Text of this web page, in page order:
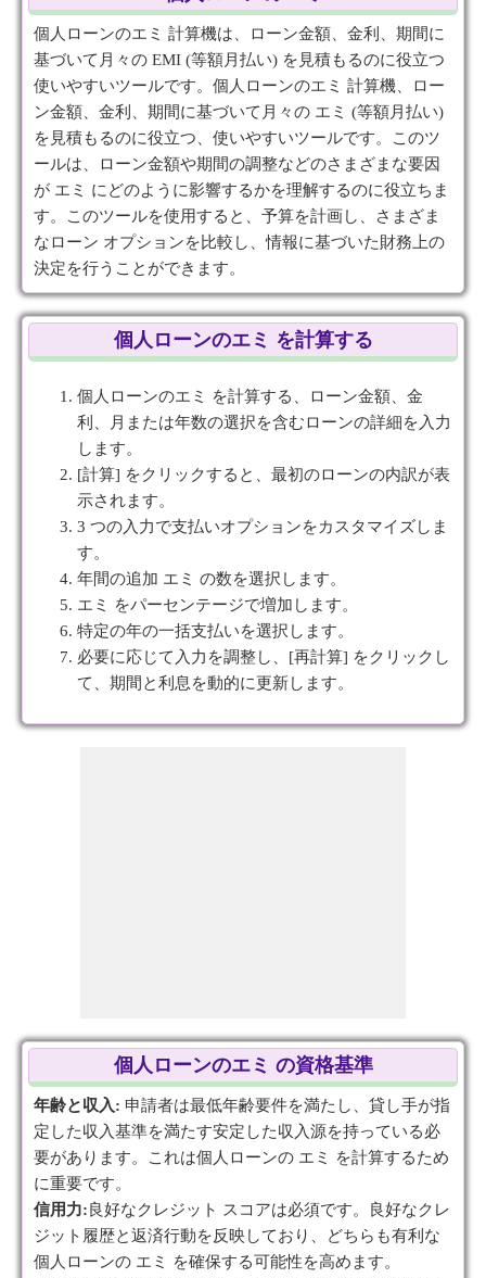
個人ローンのエミ 計算機は、ローン金額、金利、期間に
基づいて月々の EMI (等額月払い) を見積もるのに役立つ
使いやすいツールです。個人ローンのエミ 計算機、ロー
ン金額、金利、期間に基づいて月々の エミ (等額月払い)
を見積もるのに役立つ、使いやすいツールです。このツ
ールは、ローン金額や期間の調整などのさまざまな要因
が エミ にどのように影響するかを理解するのに役立ちま
す。このツールを使用すると、予算を計画し、さまざま
なローン オプションを比較し、情報に基づいた財務上の
決定を行うことができます。
個人ローンのエミ を計算する
個人ローンのエミ を計算する、ローン金額、金
利、月または年数の選択を含むローンの詳細を入力
します。
[計算] をクリックすると、最初のローンの内訳が表
示されます。
3 つの入力で支払いオプションをカスタマイズしま
す。
年間の追加 エミ の数を選択します。
エミ をパーセンテージで増加します。
特定の年の一括支払いを選択します。
必要に応じて入力を調整し、[再計算] をクリックし
て、期間と利息を動的に更新します。
個人ローンのエミ の資格基準
年齢と収入: 申請者は最低年齢要件を満たし、貸し手が指
定した収入基準を満たす安定した収入源を持っている必
要があります。これは個人ローンの エミ を計算するため
に重要です。
信用力:良好なクレジット スコアは必須です。良好なクレ
ジット履歴と返済行動を反映しており、どちらも有利な
個人ローンの エミ を確保する可能性を高めます。